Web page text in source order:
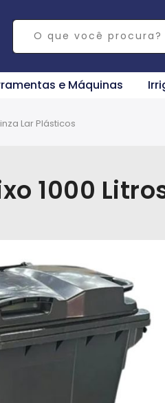
e Máquinas
Lar Plásticos
1000